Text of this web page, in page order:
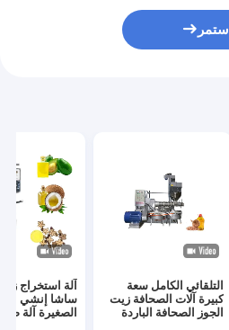
استمر
التلقائي الكامل سعة
كبيرة آلات الصحافة زيت
الجوز الصحافة الباردة
آلة استخراج
ساشا إنشي
الصغيرة آلة